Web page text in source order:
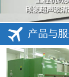
产品与